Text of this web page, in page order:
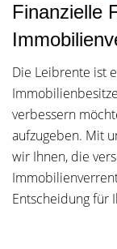
Finanzielle
Die Leibrente ist
verbessern
aufzugeben. Mit
wir Ihnen, die
Entscheidung für